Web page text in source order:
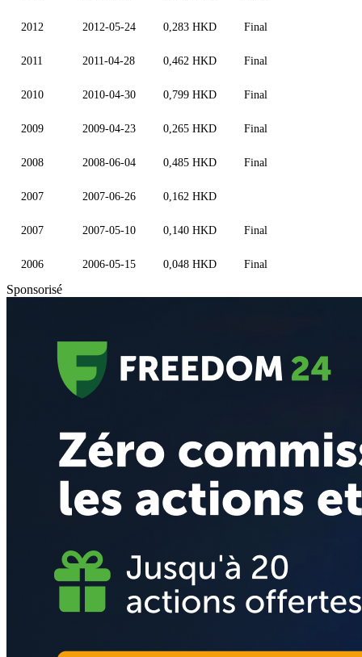
2012 2012-05-24 0,283 HKD Final
2011 2011-04-28 0,462 HKD Final
2010 2010-04-30 0,799 HKD Final
2009 2009-04-23 0,265 HKD Final
2008 2008-06-04 0,485 HKD Final
2007 2007-06-26 0,162 HKD
2007 2007-05-10 0,140 HKD Final
2006 2006-05-15 0,048 HKD Final
Sponsorisé